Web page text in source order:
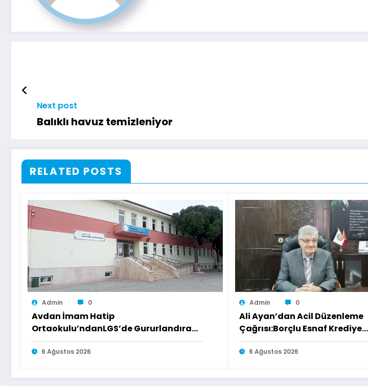
Next post
Balıklı havuz temizleniyor
RELATED POSTS
Admin 0
Avdan İmam Hatip
Ortaokulu’ndanLGS’de Gururlandıran
Başarı
6 Ağustos 2026
Admin 0
Ali Ayan’dan Acil Düzenleme
Çağrısı:Borçlu Esnaf Krediye
Ulaşamıyor
6 Ağustos 2026